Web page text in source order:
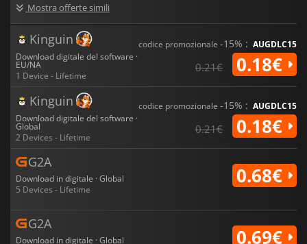
Mostra offerte simili
Kinguin
Download digitale del software ·
EU/NA
1 Device - Lifetime
codice promozionale -15% : AUGDLC15
0.21€ 0.18€
Kinguin
Download digitale del software ·
Global
2 Devices - Lifetime
codice promozionale -15% : AUGDLC15
0.21€ 0.18€
G2A
Download in digitale · Global
5 Devices - Lifetime
0.68€
G2A
Download in digitale · Global
0.69€